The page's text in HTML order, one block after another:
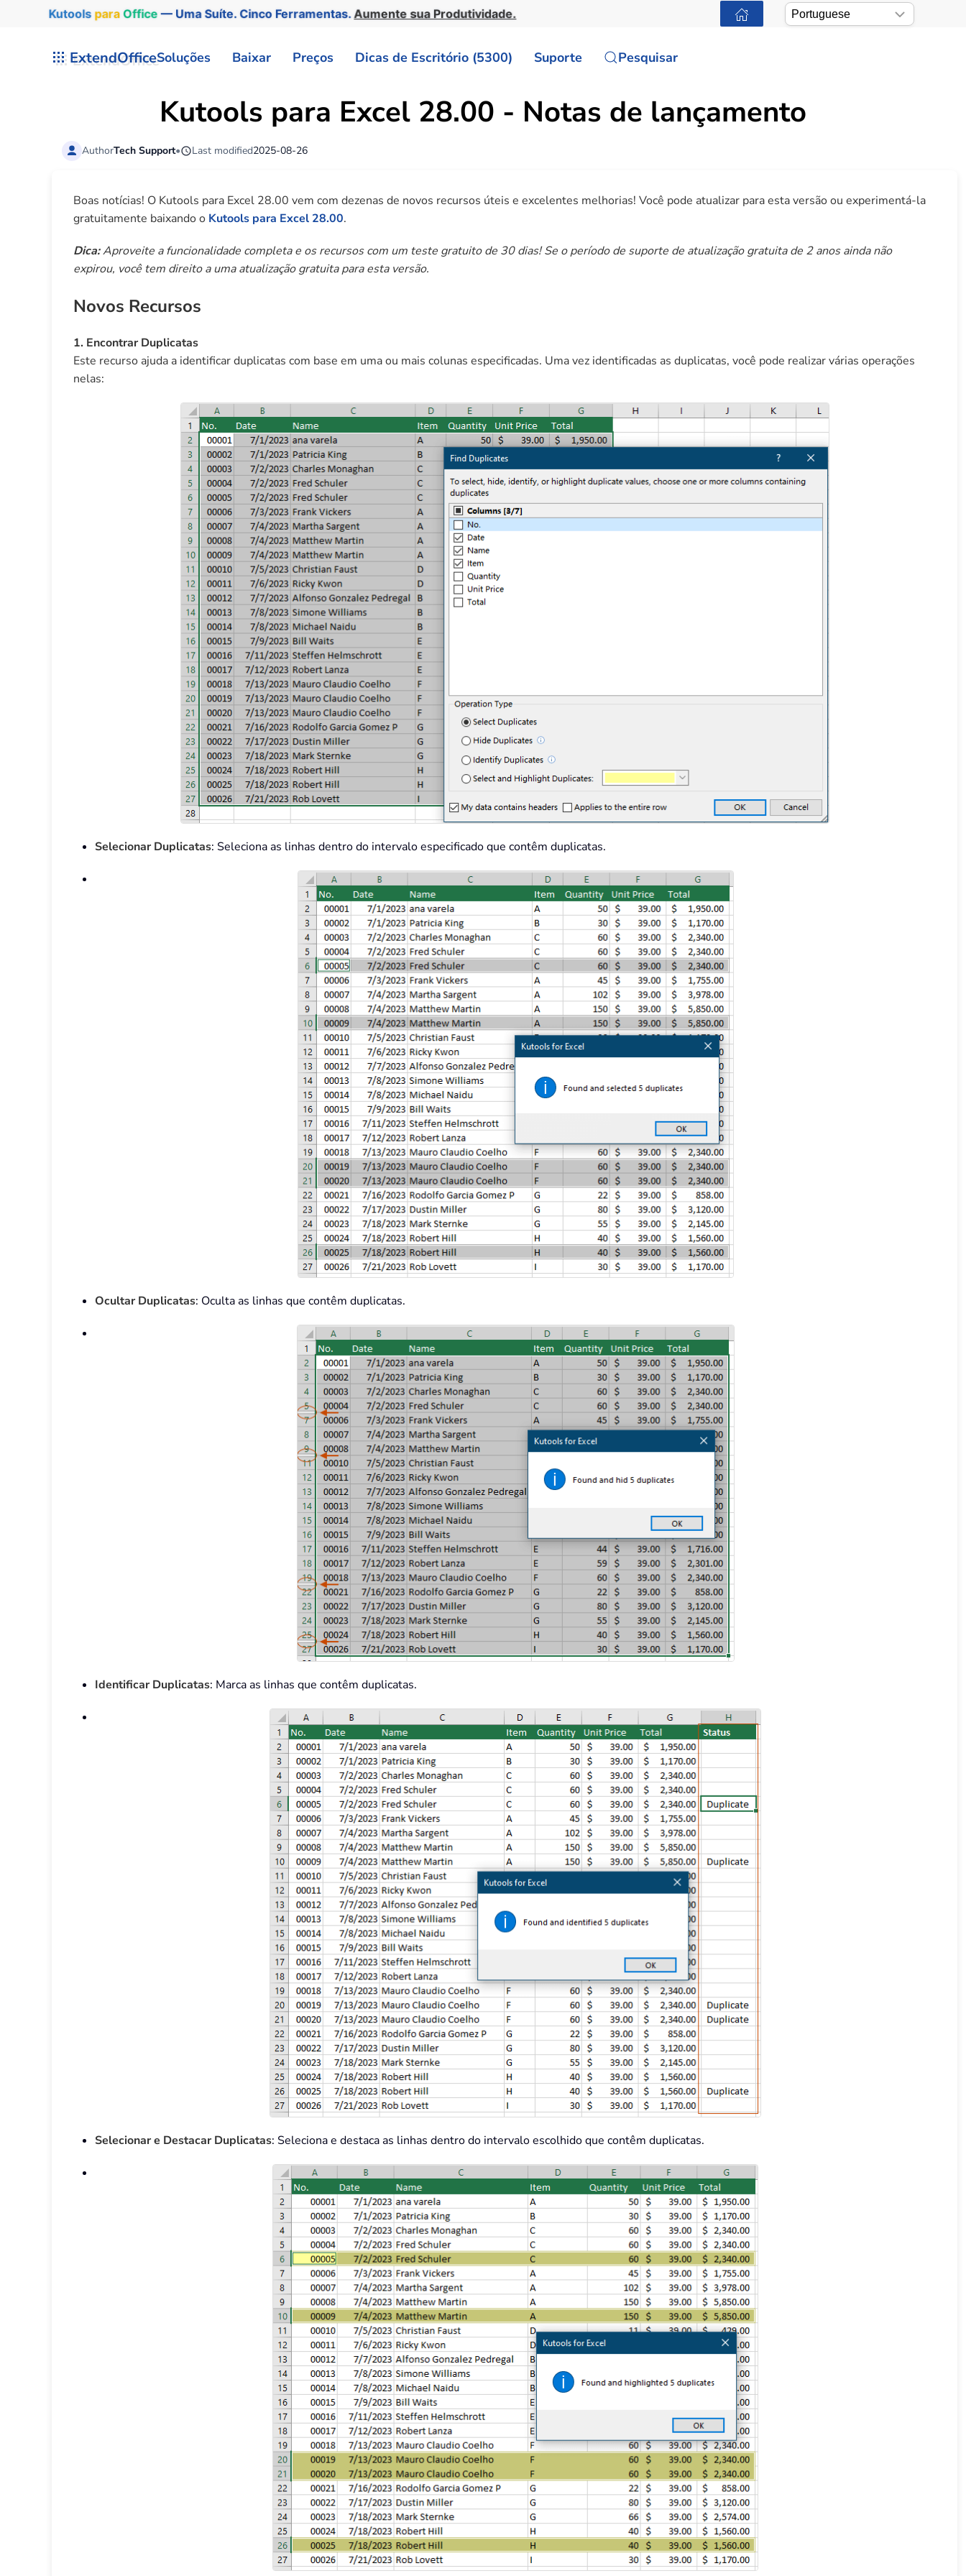
Kutoolspara Office— Uma Suíte. Cinco Ferramentas.Aumente sua Produtividade.
ExtendOfficeSoluções Baixar Preços Dicas de Escritório (5300) Suporte Pesquisar
Kutools para Excel 28.00 - Notas de lançamento
AuthorTech Support• Last modified2025-08-26
Boas notícias! O Kutools para Excel 28.00 vem com dezenas de novos recursos úteis e excelentes melhorias! Você pode atualizar para esta versão ou experimentá-la
gratuitamente baixando o Kutools para Excel 28.00.
Dica:Aproveite a funcionalidade completa e os recursos com um teste gratuito de 30 dias! Se o período de suporte de atualização gratuita de 2 anos ainda não
expirou, você tem direito a uma atualização gratuita para esta versão.
Novos Recursos
1. Encontrar Duplicatas
Este recurso ajuda a identificar duplicatas com base em uma ou mais colunas especificadas. Uma vez identificadas as duplicatas, você pode realizar várias operações
nelas:
Selecionar Duplicatas: Seleciona as linhas dentro do intervalo especificado que contêm duplicatas.
Ocultar Duplicatas: Oculta as linhas que contêm duplicatas.
Identificar Duplicatas: Marca as linhas que contêm duplicatas.
Selecionar e Destacar Duplicatas: Seleciona e destaca as linhas dentro do intervalo escolhido que contêm duplicatas.